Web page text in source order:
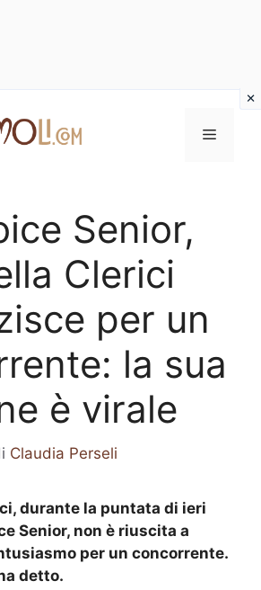
Menu
Senior,
Clerici
per un
la sua
è virale
Claudia Perseli
durante la puntata di ieri
Senior, non è riuscita a
per un concorrente.
detto.